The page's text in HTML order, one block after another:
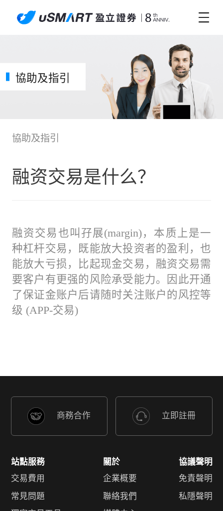
協助及指引
協助及指引
融资交易是什么？
融资交易也叫孖展(margin)，本质上是一
种杠杆交易，既能放大投资者的盈利，也
能放大亏损，比起现金交易，融资交易需
要客户有更强的风险承受能力。因此开通
了保证金账户后请随时关注账户的风控等
级 (APP-交易)
商務合作 立即註冊
站點服務
交易費用
常見問題
關於
企業概要
聯絡我們
協議聲明
免責聲明
私隱聲明